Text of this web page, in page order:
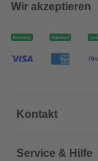
Wir akzeptieren
Kontakt
Dein Kontakt zu
Service & Hilfe